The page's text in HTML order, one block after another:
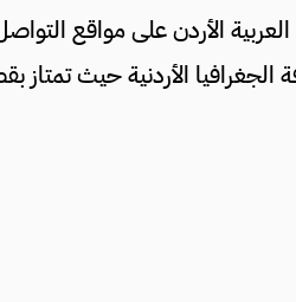
الأردن على مواقع
الأردنية حيث تمتاز